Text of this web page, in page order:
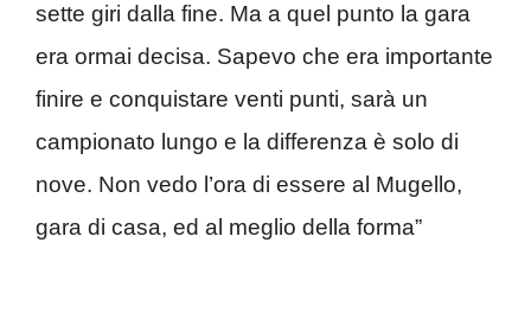
sette giri dalla fine. Ma a quel punto la gara
era ormai decisa. Sapevo che era importante
finire e conquistare venti punti, sarà un
campionato lungo e la differenza è solo di
nove. Non vedo l’ora di essere al Mugello,
gara di casa, ed al meglio della forma”